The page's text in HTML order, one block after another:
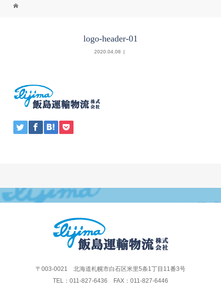
logo-header-01
2020.04.08
〒003-0021 北海道札幌市白石区米里5条1丁目11番3号
TEL：011-827-6436 FAX：011-827-6446